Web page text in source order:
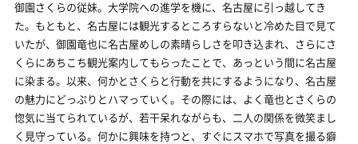
御園さくらの従妹。大学院への進学を機に、名古屋に引っ越してき
た。もともと、名古屋には観光するところすらないと冷めた目で見て
いたが、御園竜也に名古屋めしの素晴らしさを叩き込まれ、さらにさ
くらにあちこち観光案内してもらったことで、あっという間に名古屋
に染まる。以来、何かとさくらと行動を共にするようになり、名古屋
の魅力にどっぷりとハマっていく。その際には、よく竜也とさくらの
惚気に当てられているが、若干呆れながらも、二人の関係を微笑まし
く見守っている。何かに興味を持つと、すぐにスマホで写真を撮る癖